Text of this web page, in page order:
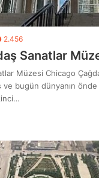
2.456
Sanatlar
Müzesi Chicago
ve bugün dünyanın